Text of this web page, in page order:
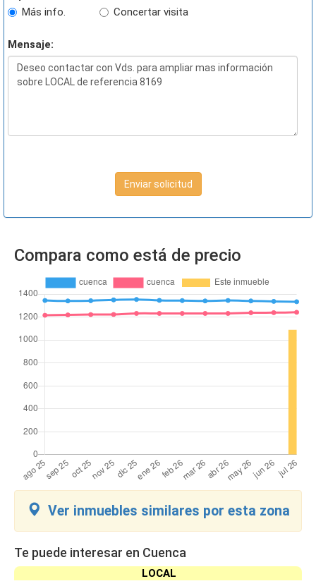
Más info.
Concertar visita
Mensaje:
Enviar solicitud
Compara como está de precio
Ver inmuebles similares por esta zona
Te puede interesar en Cuenca
LOCAL